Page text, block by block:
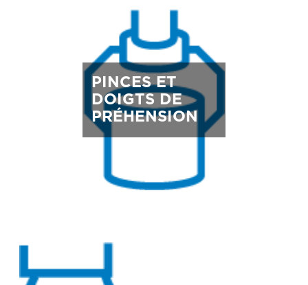
PINCES ET
DOIGTS DE
PRÉHENSION